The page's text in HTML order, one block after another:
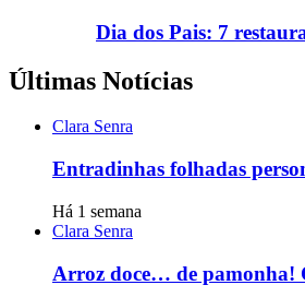
Dia dos Pais: 7
Últimas Notícias
Clara Senra
Entradinhas folhadas
Há 1 semana
Clara Senra
Arroz doce… de pamonha!